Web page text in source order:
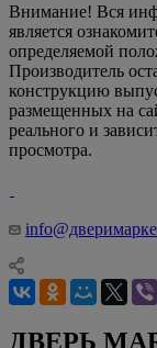
Внимание! Вся
является
определяемой
Производитель
конструкцию
размещенных на
реального и
просмотра.
ДВЕРЬ